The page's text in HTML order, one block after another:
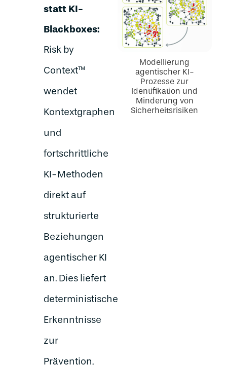
statt KI-
Blackboxes:
Risk by
Context™
wendet
Kontextgraphen
und
fortschrittliche
KI-Methoden
direkt auf
strukturierte
Beziehungen
agentischer KI
an. Dies liefert
deterministische
Erkenntnisse
zur
Prävention,
Modellierung
agentischer KI-
Prozesse zur
Identifikation und
Minderung von
Sicherheitsrisiken